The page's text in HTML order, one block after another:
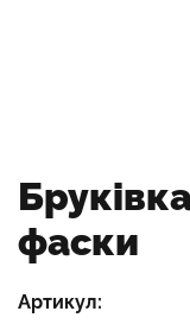
фаски
Артикул: